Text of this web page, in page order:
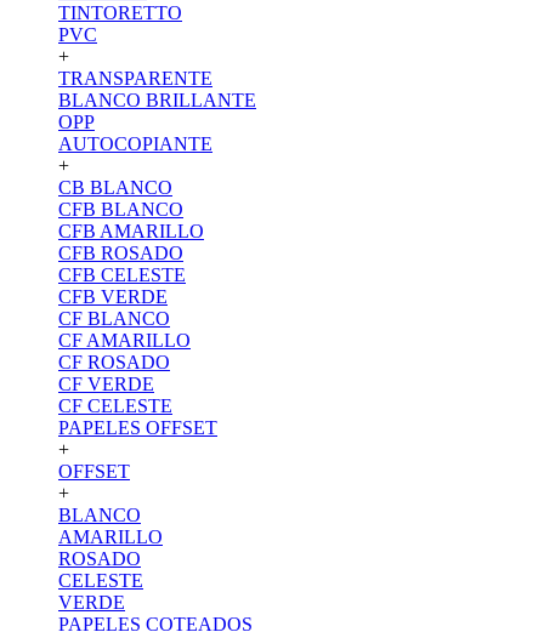
TINTORETTO
PVC
+
TRANSPARENTE
BLANCO BRILLANTE
OPP
AUTOCOPIANTE
+
CB BLANCO
CFB BLANCO
CFB AMARILLO
CFB ROSADO
CFB CELESTE
CFB VERDE
CF BLANCO
CF AMARILLO
CF ROSADO
CF VERDE
CF CELESTE
PAPELES OFFSET
+
OFFSET
+
BLANCO
AMARILLO
ROSADO
CELESTE
VERDE
PAPELES COTEADOS